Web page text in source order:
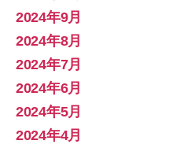
2024年9月
2024年8月
2024年7月
2024年6月
2024年5月
2024年4月